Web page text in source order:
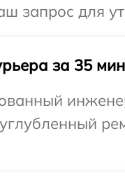
запрос для
за 35